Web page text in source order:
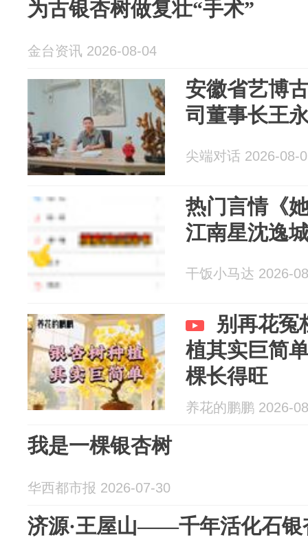
为古银杏树做复壮“手术”
金台资讯 2026-08-04
安徽省艺博
司董事长王
尖端对话 2026-08-
热门言情《
江南星沈逸
干饭小马达 2026-
别再花冤
植其实巨简
棵长得旺
养花的鹏鹏 2026-
我是一棵银杏树
华西都市报 2026-07-30
济源·王屋山——千年活化石银